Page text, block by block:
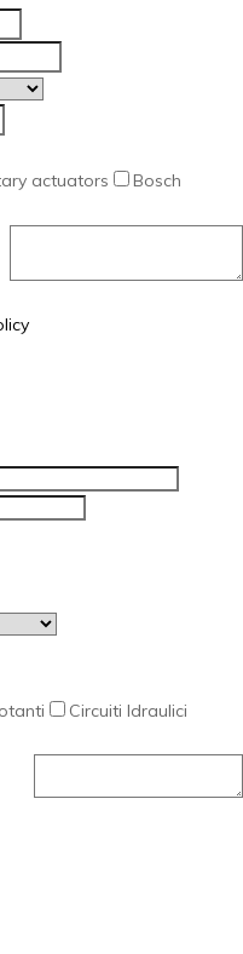
actuators
Bosch
Circuiti Idraulici